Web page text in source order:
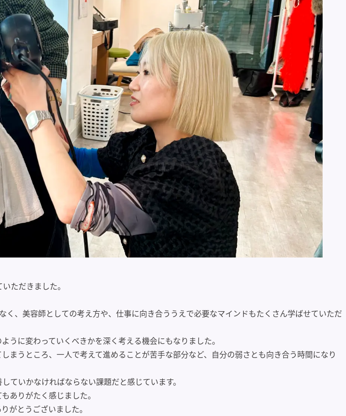
ただきました。
、美容師としての考え方や、仕事に向き合ううえで必要なマインドもたくさん学ばせていただ
うに変わっていくべきかを深く考える機会にもなりました。
まうところ、一人で考えて進めることが苦手な部分など、自分の弱さとも向き合う時間になり
ていかなければならない課題だと感じています。
ありがたく感じました。
がとうございました。